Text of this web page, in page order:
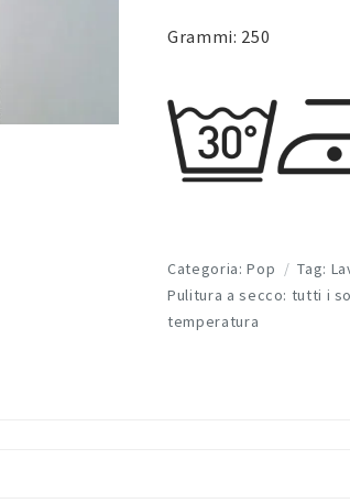
Grammi: 250
Categoria:Pop Tag:
Pulitura a secco: tutti i
temperatura